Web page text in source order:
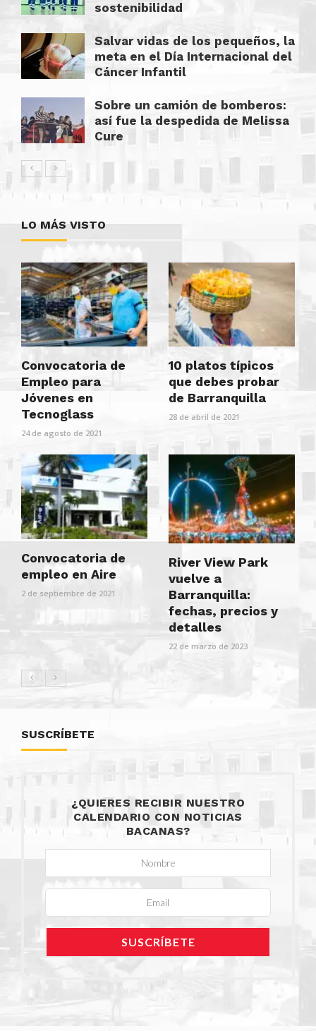
sostenibilidad
Salvar vidas de los pequeños, la
meta en el Día Internacional del
Cáncer Infantil
Sobre un camión de bomberos:
así fue la despedida de Melissa
Cure
LO MÁS VISTO
Convocatoria de
Empleo para
Jóvenes en
Tecnoglass
24 de agosto de 2021
10 platos típicos
que debes probar
de Barranquilla
28 de abril de 2021
Convocatoria de
empleo en Aire
2 de septiembre de 2021
River View Park
vuelve a
Barranquilla:
fechas, precios y
detalles
22 de marzo de 2023
SUSCRÍBETE
¿QUIERES RECIBIR NUESTRO
CALENDARIO CON NOTICIAS
BACANAS?